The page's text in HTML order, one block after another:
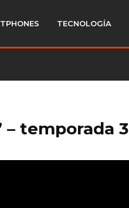
TECNOLOGÍA
– temporada 3